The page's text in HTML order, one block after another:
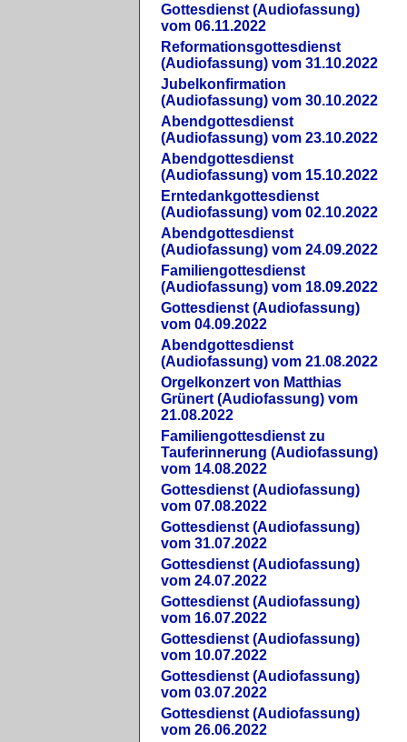
Gottesdienst (Audiofassung)
vom 06.11.2022
Reformationsgottesdienst
(Audiofassung) vom 31.10.2022
Jubelkonfirmation
(Audiofassung) vom 30.10.2022
Abendgottesdienst
(Audiofassung) vom 23.10.2022
Abendgottesdienst
(Audiofassung) vom 15.10.2022
Erntedankgottesdienst
(Audiofassung) vom 02.10.2022
Abendgottesdienst
(Audiofassung) vom 24.09.2022
Familiengottesdienst
(Audiofassung) vom 18.09.2022
Gottesdienst (Audiofassung)
vom 04.09.2022
Abendgottesdienst
(Audiofassung) vom 21.08.2022
Orgelkonzert von Matthias
Grünert (Audiofassung) vom
21.08.2022
Familiengottesdienst zu
Tauferinnerung (Audiofassung)
vom 14.08.2022
Gottesdienst (Audiofassung)
vom 07.08.2022
Gottesdienst (Audiofassung)
vom 31.07.2022
Gottesdienst (Audiofassung)
vom 24.07.2022
Gottesdienst (Audiofassung)
vom 16.07.2022
Gottesdienst (Audiofassung)
vom 10.07.2022
Gottesdienst (Audiofassung)
vom 03.07.2022
Gottesdienst (Audiofassung)
vom 26.06.2022